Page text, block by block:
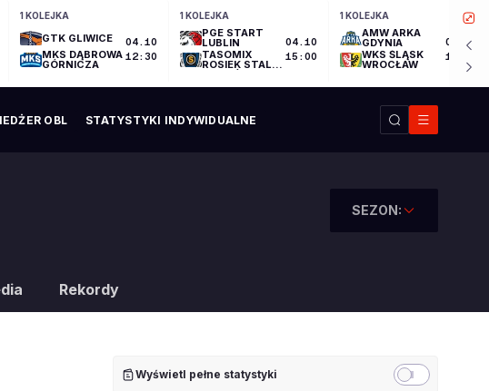
1 KOLEJKA
GTK GLIWICE
MKS DĄBROWA
GÓRNICZA
04.10
12:30
1 KOLEJKA
PGE START
LUBLIN
TASOMIX
ROSIEK STAL
WIELKOPOLSKI
04.10
15:00
1 KOLEJKA
AMW ARKA
GDYNIA
WKS ŚLĄSK
WROCŁAW
04.10
17:30
OBL STATYSTYKI INDYWIDUALNE
SEZON:
Rekordy
Wyświetl pełne statystyki